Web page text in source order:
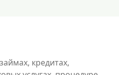
кредитах,